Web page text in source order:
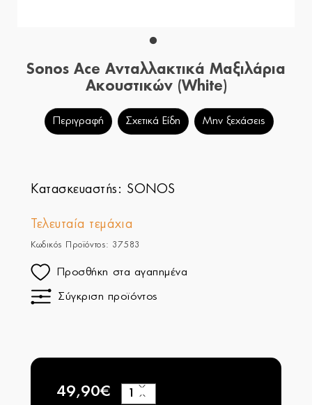
Sonos Ace Ανταλλακτικά Μαξιλάρια
Ακουστικών (White)
Περιγραφή Σχετικά Είδη Μην ξεχάσεις
Κατασκευαστής: SONOS
Τελευταία τεμάχια
Κωδικός Προϊόντος: 37583
Προσθήκη στα αγαπημένα
Σύγκριση προϊόντος
49,90€
−
+